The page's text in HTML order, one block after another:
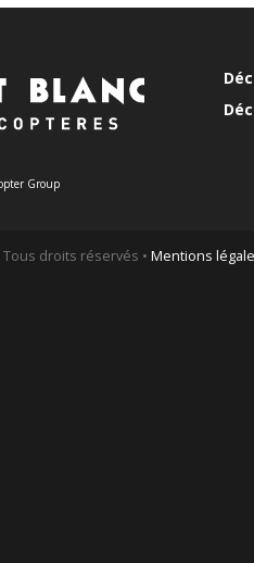
Group
droits réservés • Mentions